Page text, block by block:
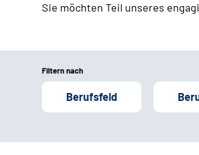
Sie möchten Teil unseres
Filtern nach
Berufsfeld